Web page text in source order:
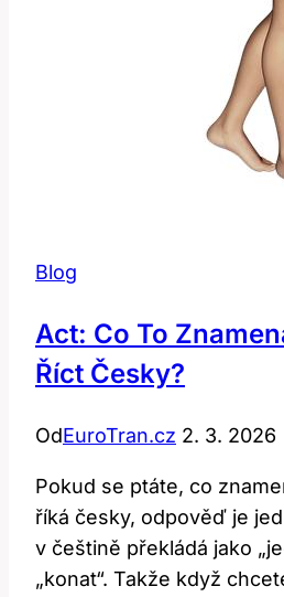
Blog
Act: Co To
Říct Česky?
OdEuroTran.cz 2. 3. 2026
Pokud se ptáte, co
říká česky, odpověď je
v češtině překládá jako
„konat“. Takže když